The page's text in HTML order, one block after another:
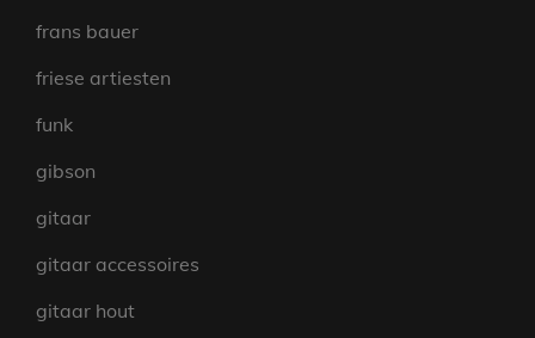
frans bauer
friese artiesten
funk
gibson
gitaar
gitaar accessoires
gitaar hout